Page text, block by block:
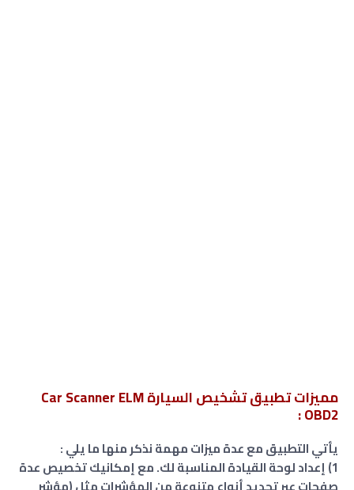
مميزات تطبيق تشخيص السيارة Car Scanner ELM
OBD2 :
يأتي التطبيق مع عدة ميزات مهمة نذكر منها ما يلي :
1) إعداد لوحة القيادة المناسبة لك. مع إمكانيك تخصيص عدة